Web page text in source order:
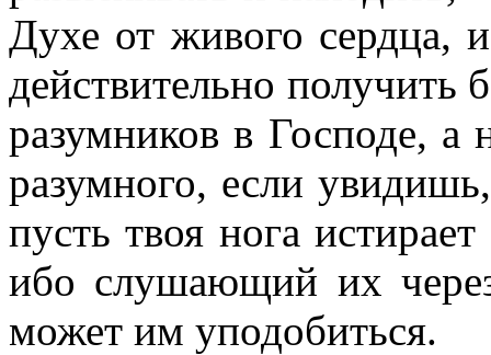
Духе от живого сердца,
действительно получить
разумников в Господе, а
разумного, если
пусть твоя нога
ибо слушающий их
может им уподобиться.